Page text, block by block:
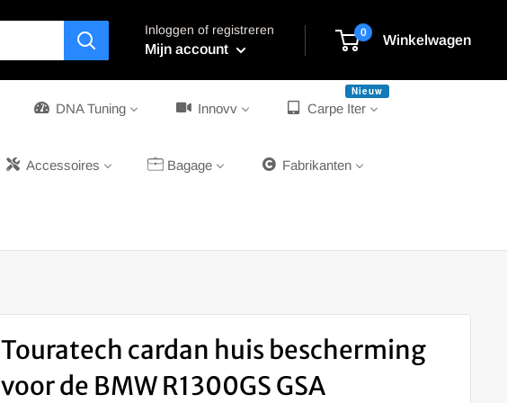
Inloggen of registreren
Mijn account
0
Winkelwagen
DNA Tuning Innovv Carpe Iter
Nieuw
Accessoires Bagage Fabrikanten
Touratech cardan huis bescherming
voor de BMW R1300GS GSA